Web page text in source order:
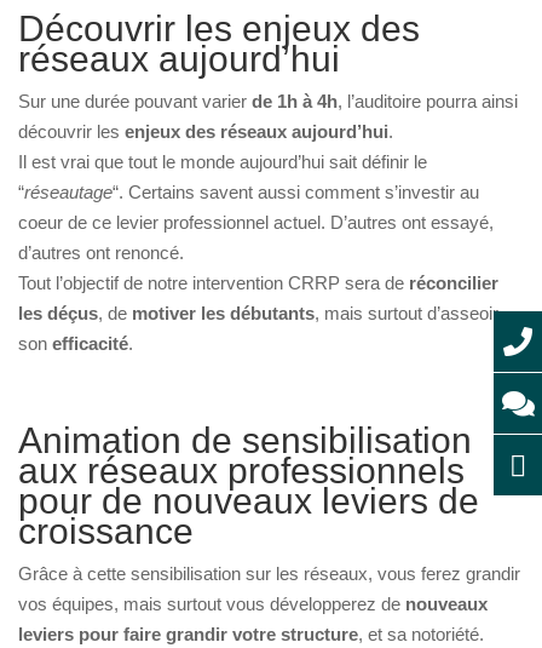
Découvrir les enjeux des
réseaux aujourd’hui
Sur une durée pouvant varier de 1h à 4h, l’auditoire pourra ainsi
découvrir les enjeux des réseaux aujourd’hui.
Il est vrai que tout le monde aujourd’hui sait définir le
“réseautage“. Certains savent aussi comment s’investir au
coeur de ce levier professionnel actuel. D’autres ont essayé,
d’autres ont renoncé.
Tout l’objectif de notre intervention CRRP sera de réconcilier
les déçus, de motiver les débutants, mais surtout d’asseoir
son efficacité.
Animation de sensibilisation
aux réseaux professionnels
pour de nouveaux leviers de
croissance
Grâce à cette sensibilisation sur les réseaux, vous ferez grandir
vos équipes, mais surtout vous développerez de nouveaux
leviers pour faire grandir votre structure, et sa notoriété.